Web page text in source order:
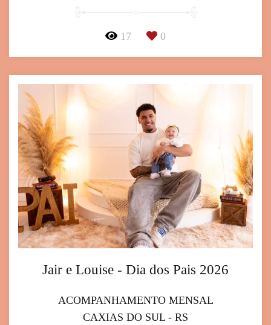
17 0
Jair e Louise - Dia dos Pais 2026
ACOMPANHAMENTO MENSAL
CAXIAS DO SUL - RS